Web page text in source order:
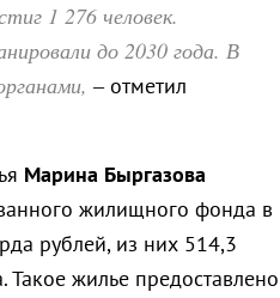
1 276 человек.
до 2030 года. В
– отметил
Марина Быргазова
жилищного фонда в
рублей, из них 514,3
жилье предоставлено